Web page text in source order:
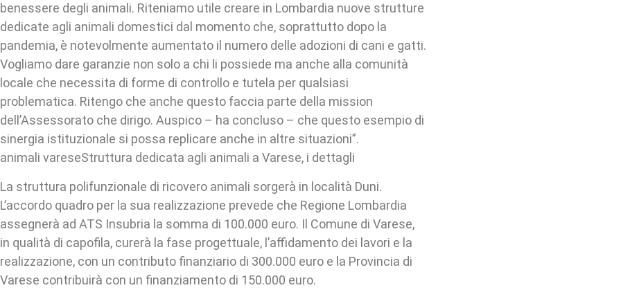
benessere degli animali. Riteniamo utile creare in Lombardia nuove strutture
dedicate agli animali domestici dal momento che, soprattutto dopo la
pandemia, è notevolmente aumentato il numero delle adozioni di cani e gatti.
Vogliamo dare garanzie non solo a chi li possiede ma anche alla comunità
locale che necessita di forme di controllo e tutela per qualsiasi
problematica. Ritengo che anche questo faccia parte della mission
dell’Assessorato che dirigo. Auspico – ha concluso – che questo esempio di
sinergia istituzionale si possa replicare anche in altre situazioni”.
animali vareseStruttura dedicata agli animali a Varese, i dettagli
La struttura polifunzionale di ricovero animali sorgerà in località Duni.
L’accordo quadro per la sua realizzazione prevede che Regione Lombardia
assegnerà ad ATS Insubria la somma di 100.000 euro. Il Comune di Varese,
in qualità di capofila, curerà la fase progettuale, l’affidamento dei lavori e la
realizzazione, con un contributo finanziario di 300.000 euro e la Provincia di
Varese contribuirà con un finanziamento di 150.000 euro.